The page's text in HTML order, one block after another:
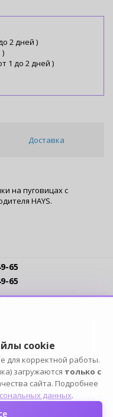
2 дней )
1 до 2 дней )
Доставка
на пуговицах с
HAYS.
65
65
ПДн
оферта
cookie
для корректной работы.
загружаются только с
сайта. Подробнее
данных.